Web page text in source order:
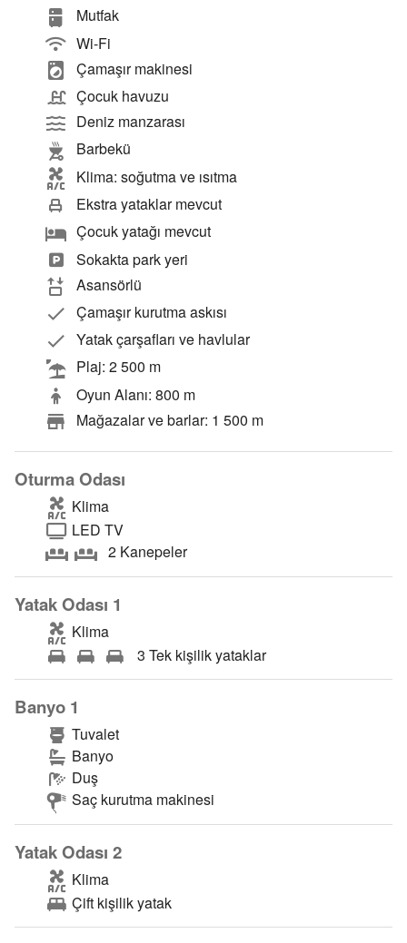
Mutfak
Wi-Fi
Çamaşır makinesi
Çocuk havuzu
Deniz manzarası
Barbekü
Klima: soğutma ve ısıtma
Ekstra yataklar mevcut
Çocuk yatağı mevcut
Sokakta park yeri
Asansörlü
Çamaşır kurutma askısı
Yatak çarşafları ve havlular
Plaj: 2 500 m
Oyun Alanı: 800 m
Mağazalar ve barlar: 1 500 m
Oturma Odası
Klima
LED TV
2 Kanepeler
Yatak Odası 1
Klima
3 Tek kişilik yataklar
Banyo 1
Tuvalet
Banyo
Duş
Saç kurutma makinesi
Yatak Odası 2
Klima
Çift kişilik yatak